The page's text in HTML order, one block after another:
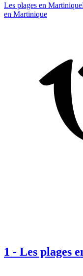
Les plages en Martinique
en Martinique
1 - Les plages